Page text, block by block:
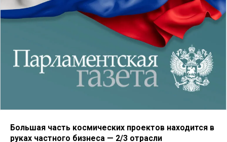
Большая часть космических проектов находится в
руках частного бизнеса — 2/3 отрасли